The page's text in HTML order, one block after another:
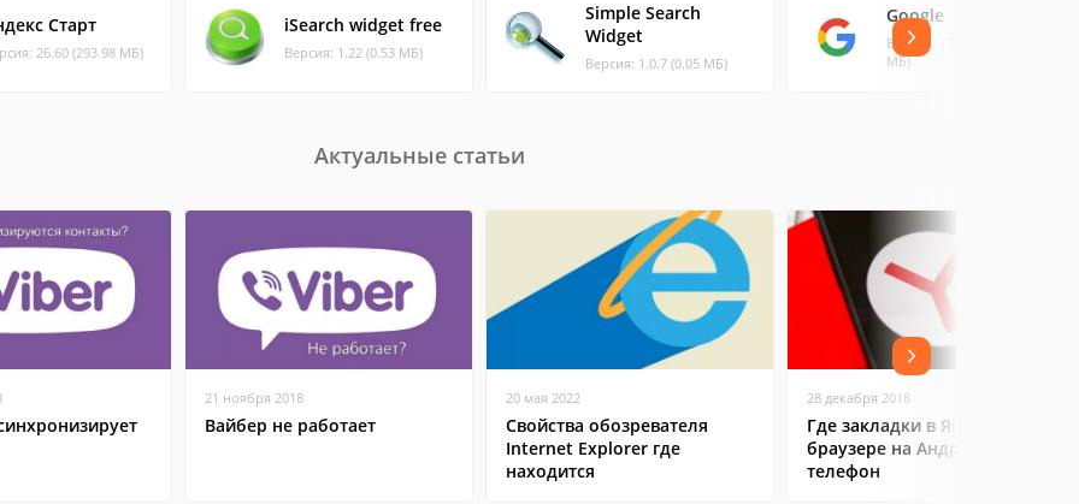
Старт
26.60 (293.98 МБ)
iSearch widget free
Версия: 1.22 (0.53 МБ)
Simple Search
Widget
Версия: 1.0.7 (0.05 МБ)
Google
Версия: 17.10.55 (216.87
МБ)
Актуальные статьи
21 ноября 2018
Вайбер не работает
20 мая 2022
Свойства обозревателя
Internet Explorer где
находится
28 декабря 2018
Где закладки в Яндекс
браузере на Андроид
телефон